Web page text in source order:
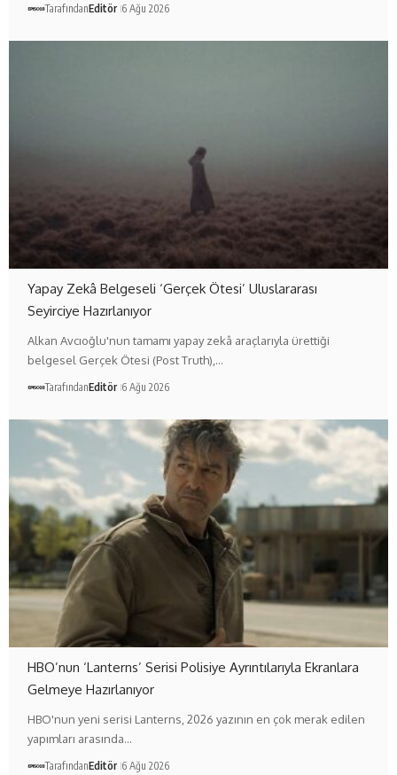
TarafındanEditör 6 Ağu 2026
Yapay Zekâ Belgeseli ‘Gerçek Ötesi’ Uluslararası
Seyirciye Hazırlanıyor
Alkan Avcıoğlu'nun tamamı yapay zekâ araçlarıyla ürettiği
belgesel Gerçek Ötesi (Post Truth),…
TarafındanEditör 6 Ağu 2026
HBO’nun ‘Lanterns’ Serisi Polisiye Ayrıntılarıyla Ekranlara
Gelmeye Hazırlanıyor
HBO'nun yeni serisi Lanterns, 2026 yazının en çok merak edilen
yapımları arasında…
TarafındanEditör 6 Ağu 2026